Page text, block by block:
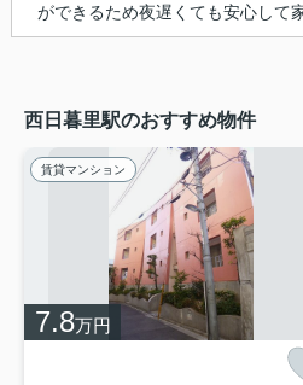
ができるため夜遅くても安心して
西日暮里駅のおすすめ物件
賃貸マンション
7.8万円